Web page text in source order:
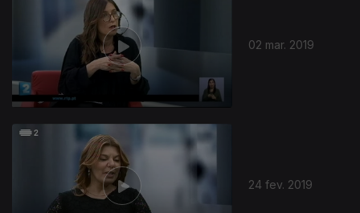
02 mar. 2019
24 fev. 2019
391694